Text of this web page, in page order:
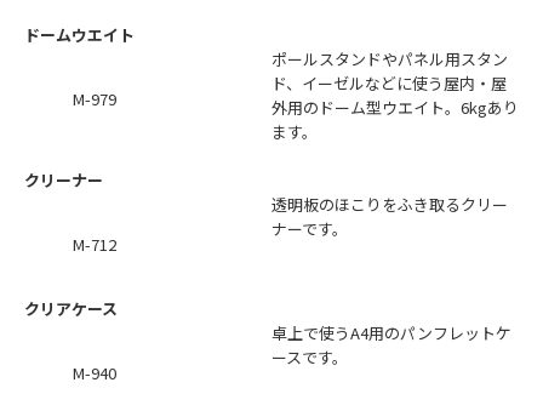
ドームウエイト
M-979
ポールスタンドやパネル用スタン
ド、イーゼルなどに使う屋内・屋
外用のドーム型ウエイト。6kgあり
ます。
クリーナー
M-712
透明板のほこりをふき取るクリー
ナーです。
クリアケース
M-940
卓上で使うA4用のパンフレットケ
ースです。